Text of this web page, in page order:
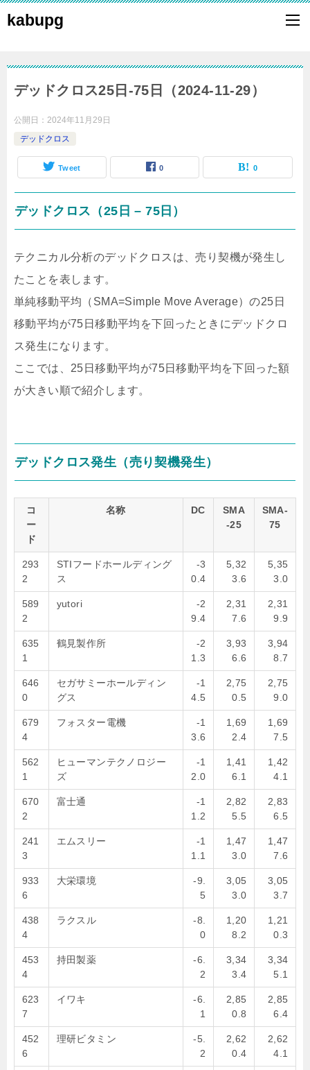
kabupg
デッドクロス25日-75日（2024-11-29）
公開日： 2024年11月29日
デッドクロス
Tweet 0 0
デッドクロス（25日 – 75日）
テクニカル分析のデッドクロスは、売り契機が発生し
たことを表します。
単純移動平均（SMA=Simple Move Average）の25日
移動平均が75日移動平均を下回ったときにデッドクロ
ス発生になります。
ここでは、25日移動平均が75日移動平均を下回った額
が大きい順で紹介します。
デッドクロス発生（売り契機発生）
コ
ー
ド
名称 DC
SMA
-25
SMA-
75
293
2
STIフードホールディング
ス
-3
0.4
5,32
3.6
5,35
3.0
589
2
yutori
-2
9.4
2,31
7.6
2,31
9.9
635
1
鶴見製作所
-2
1.3
3,93
6.6
3,94
8.7
646
0
セガサミーホールディン
グス
-1
4.5
2,75
0.5
2,75
9.0
679
4
フォスター電機
-1
3.6
1,69
2.4
1,69
7.5
562
1
ヒューマンテクノロジー
ズ
-1
2.0
1,41
6.1
1,42
4.1
670
2
富士通
-1
1.2
2,82
5.5
2,83
6.5
241
3
エムスリー
-1
1.1
1,47
3.0
1,47
7.6
933
6
大栄環境
-9.
5
3,05
3.0
3,05
3.7
438
4
ラクスル
-8.
0
1,20
8.2
1,21
0.3
453
4
持田製薬
-6.
2
3,34
3.4
3,34
5.1
623
7
イワキ
-6.
1
2,85
0.8
2,85
6.4
452
6
理研ビタミン
-5.
2
2,62
0.4
2,62
4.1